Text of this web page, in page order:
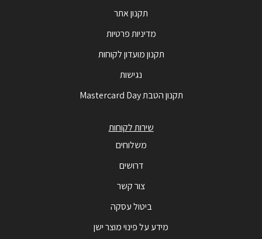
תקנון אתר
מדיניות פרטיות
תקנון מועדון לקוחות
נגישות
תקנון הטבת Mastercard Day
שירות לקוחות
משלוחים
דרושים
צור קשר
ביטול עסקה
מידע על פינוי מוצר ישן